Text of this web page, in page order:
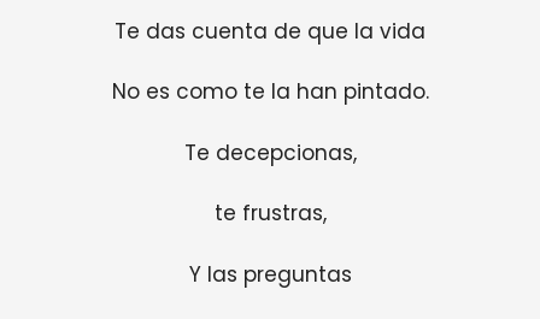
Te das cuenta de que la vida
No es como te la han pintado.
Te decepcionas,
te frustras,
Y las preguntas